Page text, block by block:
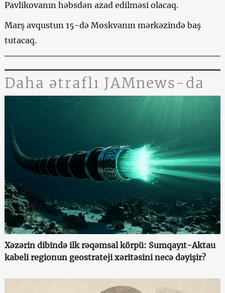
Pavlikovanın həbsdən azad edilməsi olacaq.
Marş avqustun 15-də Moskvanın mərkəzində baş
tutacaq.
Daha ətraflı JAMnews-da
Xəzərin dibində ilk rəqəmsal körpü: Sumqayıt-Aktau
kabeli regionun geostrateji xəritəsini necə dəyişir?